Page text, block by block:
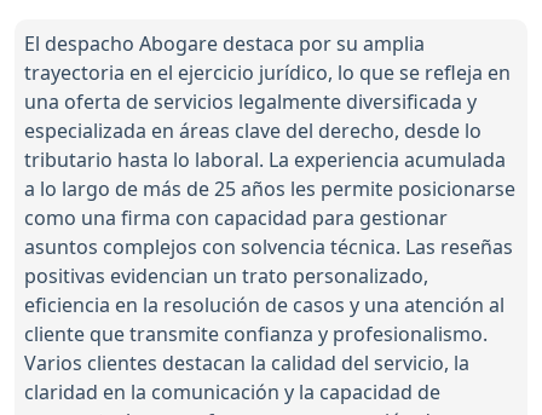
El despacho Abogare destaca por su amplia
trayectoria en el ejercicio jurídico, lo que se refleja en
una oferta de servicios legalmente diversificada y
especializada en áreas clave del derecho, desde lo
tributario hasta lo laboral. La experiencia acumulada
a lo largo de más de 25 años les permite posicionarse
como una firma con capacidad para gestionar
asuntos complejos con solvencia técnica. Las reseñas
positivas evidencian un trato personalizado,
eficiencia en la resolución de casos y una atención al
cliente que transmite confianza y profesionalismo.
Varios clientes destacan la calidad del servicio, la
claridad en la comunicación y la capacidad de